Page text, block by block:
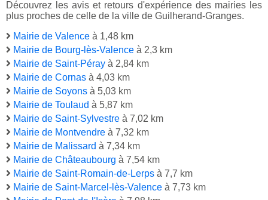
Découvrez les avis et retours d'expérience des mairies les
plus proches de celle de la ville de Guilherand-Granges.
Mairie de Valence à 1,48 km
Mairie de Bourg-lès-Valence à 2,3 km
Mairie de Saint-Péray à 2,84 km
Mairie de Cornas à 4,03 km
Mairie de Soyons à 5,03 km
Mairie de Toulaud à 5,87 km
Mairie de Saint-Sylvestre à 7,02 km
Mairie de Montvendre à 7,32 km
Mairie de Malissard à 7,34 km
Mairie de Châteaubourg à 7,54 km
Mairie de Saint-Romain-de-Lerps à 7,7 km
Mairie de Saint-Marcel-lès-Valence à 7,73 km